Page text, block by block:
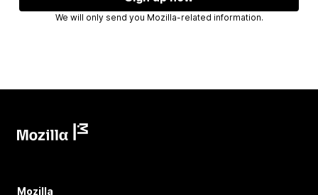
We will only send you Mozilla-related information.
Mozilla